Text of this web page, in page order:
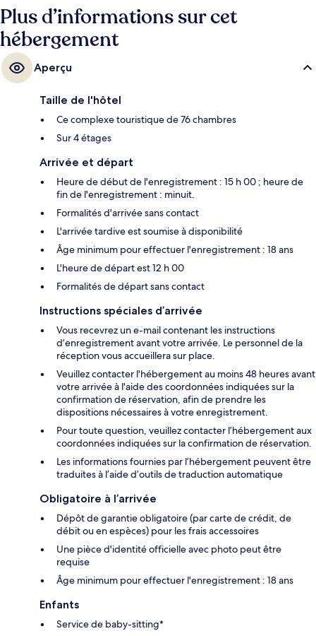
la plage.
Plus d’informations sur cet
hébergement
Aperçu
Taille de l'hôtel
Ce complexe touristique de 76 chambres
Sur 4 étages
Arrivée et départ
Heure de début de l'enregistrement : 15 h 00 ; heure de
fin de l'enregistrement : minuit.
Formalités d'arrivée sans contact
L'arrivée tardive est soumise à disponibilité
Âge minimum pour effectuer l'enregistrement : 18 ans
L'heure de départ est 12 h 00
Formalités de départ sans contact
Instructions spéciales d’arrivée
Vous recevrez un e-mail contenant les instructions
d’enregistrement avant votre arrivée. Le personnel de la
réception vous accueillera sur place.
Veuillez contacter l'hébergement au moins 48 heures avant
votre arrivée à l'aide des coordonnées indiquées sur la
confirmation de réservation, afin de prendre les
dispositions nécessaires à votre enregistrement.
Pour toute question, veuillez contacter l’hébergement aux
coordonnées indiquées sur la confirmation de réservation.
Les informations fournies par l’hébergement peuvent être
traduites à l’aide d’outils de traduction automatique
Obligatoire à l’arrivée
Dépôt de garantie obligatoire (par carte de crédit, de
débit ou en espèces) pour les frais accessoires
Une pièce d'identité officielle avec photo peut être
requise
Âge minimum pour effectuer l'enregistrement : 18 ans
Enfants
Service de baby-sitting*